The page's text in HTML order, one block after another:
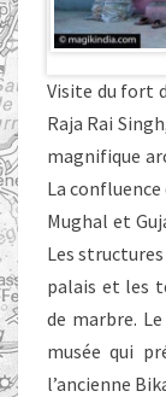
Visite du fort
Raja Rai
magnifique
La
Mughal et
Les
palais et les
de marbre.
musée qui
l’ancienne